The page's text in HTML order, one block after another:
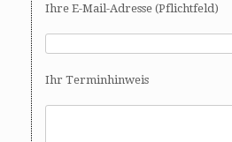
Ihre E-Mail-Adresse (Pflichtfeld)
Ihr Terminhinweis